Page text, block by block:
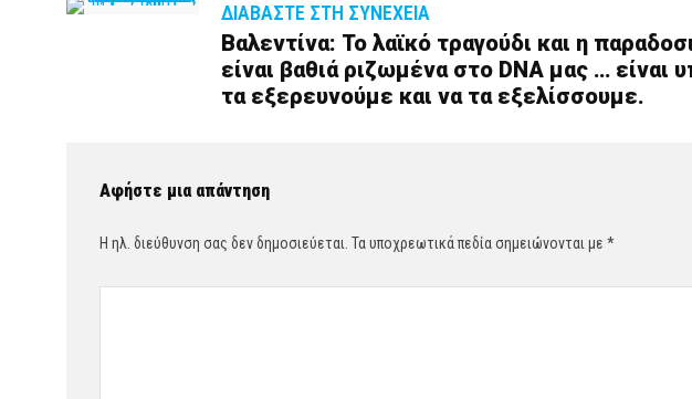
ΔΙΑΒΆΣΤΕ ΣΤΗ ΣΥΝΈΧΕΙΑ
Βαλεντίνα: Το λαϊκό τραγούδι και η
είναι βαθιά ριζωμένα στο DNA μας … είναι
τα εξερευνούμε και να τα εξελίσσουμε.
Αφήστε μια απάντηση
Η ηλ. διεύθυνση σας δεν δημοσιεύεται. Τα υποχρεωτικά πεδία σημειώνονται με *